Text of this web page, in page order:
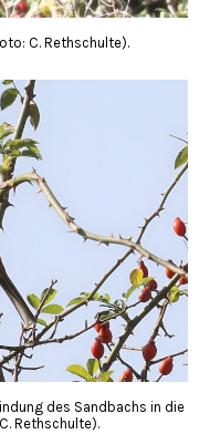
C. Rethschulte).
des Sandbachs in die
Rethschulte).